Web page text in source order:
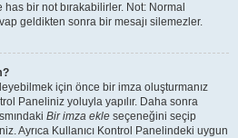
bir not bırakabilirler. Not: Normal
geldikten sonra bir mesajı silemezler.
için önce bir imza oluşturmanız
Paneliniz yoluyla yapılır. Daha sonra
Bir imza ekle seçeneğini seçip
Ayrıca Kullanıcı Kontrol Panelindeki uygun